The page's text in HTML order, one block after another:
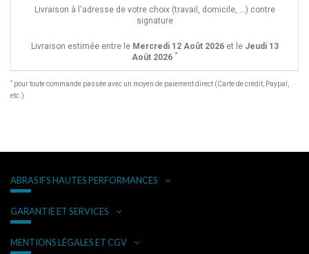
Livraison à l'adresse de votre choix (travail, domicile, ...) contre
signature
Livraison estimée entre le Mercredi 12 Août 2026et le Jeudi 13
Août 2026 *
* pour toute commande passée avec un moyen de paiement direct (Carte de crédit, Paypal,
etc.)
ABRASIFS HAUTES PERFORMANCES
GARANTIE ET SERVICES
MENTIONS LÉGALES ET CGV